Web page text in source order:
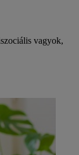
vagyok,